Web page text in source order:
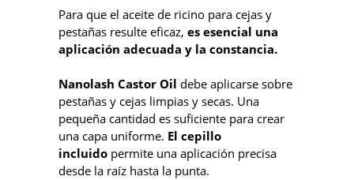
Para que el aceite de ricino para cejas y
pestañas resulte eficaz, es esencial una
aplicación adecuada y la constancia.
Nanolash Castor Oil debe aplicarse sobre
pestañas y cejas limpias y secas. Una
pequeña cantidad es suficiente para crear
una capa uniforme. El cepillo
incluido permite una aplicación precisa
desde la raíz hasta la punta.